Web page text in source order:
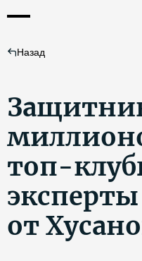
Назад
топ-
эксперты
от